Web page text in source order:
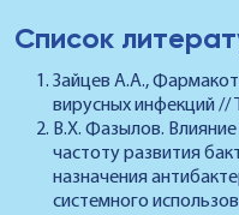
Список
Зайцев А.А.,
вирусных инфекций //
В.Х. Фазылов.
частоту развития
назначения
системного